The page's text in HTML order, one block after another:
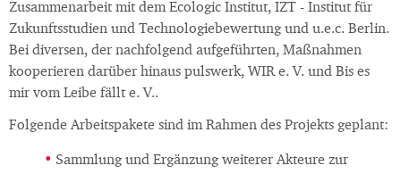
Zusammenarbeit mit dem Ecologic Institut, IZT - Institut für
Zukunftsstudien und Technologiebewertung und u.e.c. Berlin.
Bei diversen, der nachfolgend aufgeführten, Maßnahmen
kooperieren darüber hinaus pulswerk, WIR e. V. und Bis es
mir vom Leibe fällt e. V..
Folgende Arbeitspakete sind im Rahmen des Projekts geplant:
Sammlung und Ergänzung weiterer Akteure zur